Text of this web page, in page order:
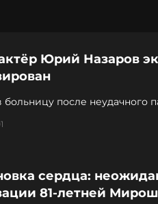
Юрий Назаров
больницу после неудачного
сердца:
81-летней